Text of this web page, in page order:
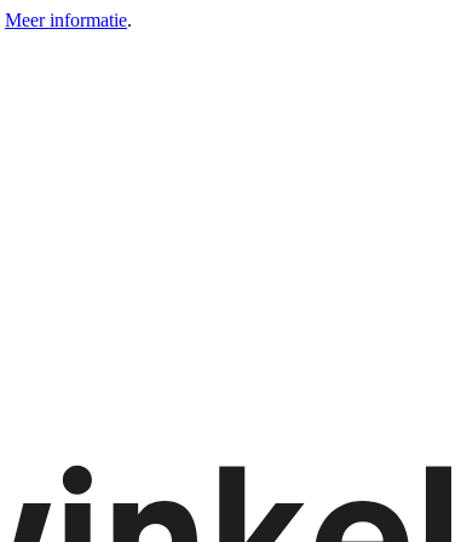
Meer informatie.